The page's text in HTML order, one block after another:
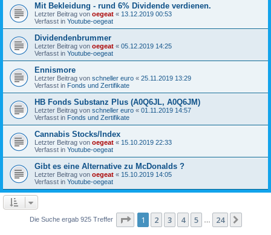
Mit Bekleidung - rund 6% Dividende verdienen.
Letzter Beitrag von oegeat « 13.12.2019 00:53
Verfasst in Youtube-oegeat
Dividendenbrummer
Letzter Beitrag von oegeat « 05.12.2019 14:25
Verfasst in Youtube-oegeat
Ennismore
Letzter Beitrag von schneller euro « 25.11.2019 13:29
Verfasst in Fonds und Zertifikate
HB Fonds Substanz Plus (A0Q6JL, A0Q6JM)
Letzter Beitrag von schneller euro « 01.11.2019 14:57
Verfasst in Fonds und Zertifikate
Cannabis Stocks/Index
Letzter Beitrag von oegeat « 15.10.2019 22:33
Verfasst in Youtube-oegeat
Gibt es eine Alternative zu McDonalds ?
Letzter Beitrag von oegeat « 15.10.2019 14:05
Verfasst in Youtube-oegeat
Die Suche ergab 925 Treffer Seite 1von 24
1 2 3 4 5 24